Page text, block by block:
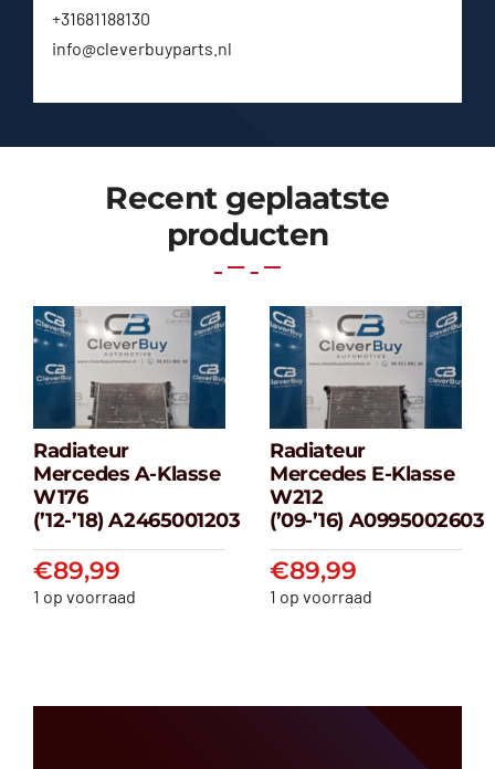
+31681188130
info@cleverbuyparts.nl
Recent geplaatste
producten
Radiateur
Mercedes A-
klasse W176
(’12-’18) A2465001203
€89,99
Radiateur
Mercedes A-Klasse
W176
(’12-’18) A2465001203
€89,99
1 op voorraad
Radiateur
Mercedes E-
klasse W212
(’09-’16)
€89,99
Radiateur
Mercedes E-Klasse
W212
(’09-’16) A0995002603
€89,99
1 op voorraad